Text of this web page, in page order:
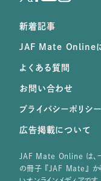
新着記事
JAF Mate Online
よくある質問
お問い合わせ
プライバシーポリシー
広告掲載について
JAF Mate Online は、
の冊子 『JAF Mate』 か